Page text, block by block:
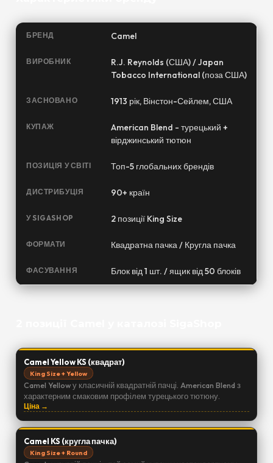
БРЕНД Camel
ВИРОБНИК
R.J. Reynolds (США) / Japan
Tobacco International (поза США)
ЗАСНОВАНО 1913 рік, Вінстон-Сейлем, США
КУПАЖ
American Blend - турецький +
вірджинський тютюн
ПОЗИЦІЯ У СВІТІ Топ-5 глобальних брендів
ДИСТРИБУЦІЯ 90+ країн
У SIGASHOP 2 позиції King Size
ФОРМАТИ Квадратна пачка / Кругла пачка
ФАСУВАННЯ Блок від 1 шт. / ящик від 50 блоків
Camel Yellow KS (квадрат)
King Size + Yellow
Camel Yellow у класичній квадратній пачці. American Blend з
характерним смаковим профілем турецького тютюну.
Ціна →
Camel KS (кругла пачка)
King Size + Round